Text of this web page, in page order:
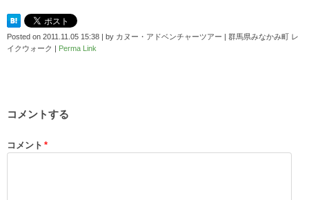
Posted on 2011.11.05 15:38 by カヌー・アドベンチャーツアー | 群馬県みなかみ町 レ
イクウォーク
Perma Link
コメントする
コメント *